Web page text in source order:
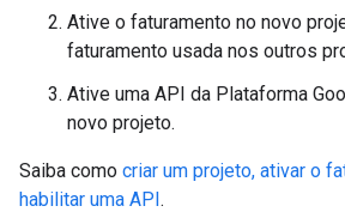
Ative o faturamento no novo
faturamento usada nos outros
Ative uma API da Plataforma
novo projeto.
Saiba como criar um projeto, ativar o
habilitar uma API.